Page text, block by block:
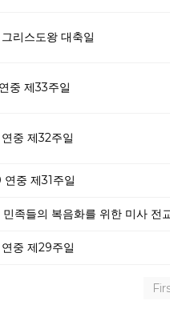
리스도왕 대축일
중 제33주일
중 제32주일
중 제31주일
족들의 복음화를 위한 미사 전
중 제29주일